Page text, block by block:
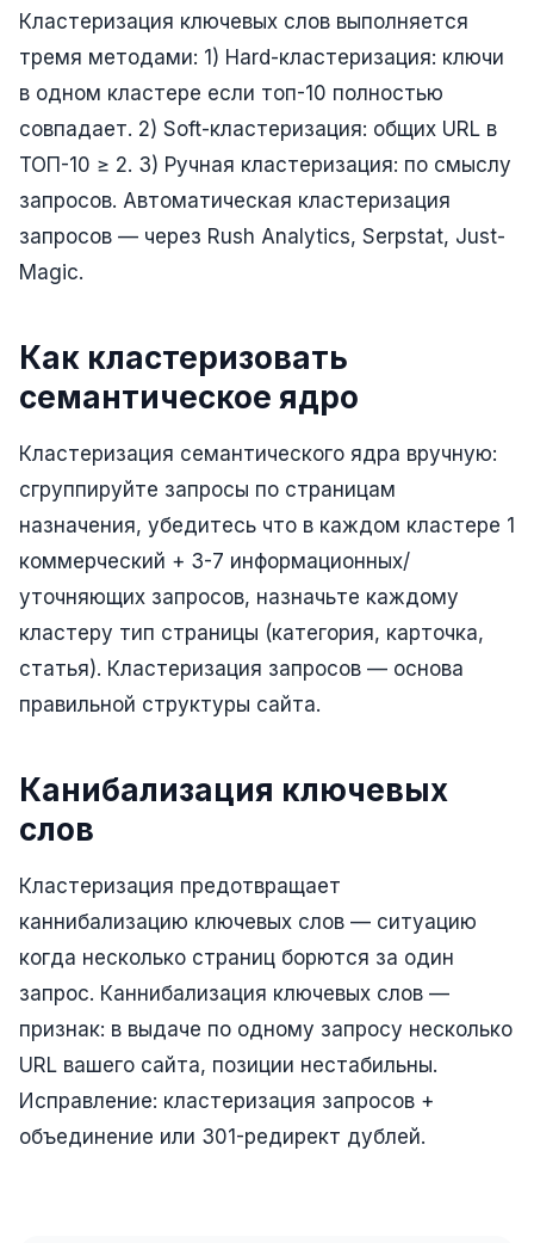
Омниканальность
1С интеграция
Платежные системы
Складской учёт
АВТОМАТИЗАЦИЯ БИЗНЕСА
CRM-системы
Бизнес-процессы
AI Агенты
SEO-ПРОДВИЖЕНИЕ
SEO-продвижение и раскрутка сайта
Технический SEO-аудит сайта
Юзабилити-аудит сайта
Управление репутацией SERM / ORM
SEO-консультация
SEO для интернет-магазина
+ ещё 6 услуг
SMM
Instagram
Кластеризация ключевых слов выполняется
тремя методами: 1) Hard-кластеризация: ключи
в одном кластере если топ-10 полностью
совпадает. 2) Soft-кластеризация: общих URL в
ТОП-10 ≥ 2. 3) Ручная кластеризация: по смыслу
запросов. Автоматическая кластеризация
запросов — через Rush Analytics, Serpstat, Just-
Magic.
Как кластеризовать
семантическое ядро
Кластеризация семантического ядра вручную:
сгруппируйте запросы по страницам
назначения, убедитесь что в каждом кластере 1
коммерческий + 3-7 информационных/
уточняющих запросов, назначьте каждому
кластеру тип страницы (категория, карточка,
статья). Кластеризация запросов — основа
правильной структуры сайта.
Канибализация ключевых
слов
Кластеризация предотвращает
каннибализацию ключевых слов — ситуацию
когда несколько страниц борются за один
запрос. Каннибализация ключевых слов —
признак: в выдаче по одному запросу несколько
URL вашего сайта, позиции нестабильны.
Исправление: кластеризация запросов +
объединение или 301-редирект дублей.